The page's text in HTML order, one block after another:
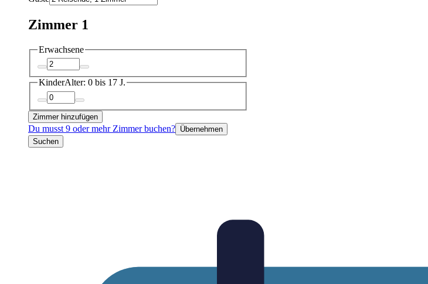
Zimmer 1
Erwachsene
KinderAlter: 0 bis 17 J.
Zimmer hinzufügen
Du musst 9 oder mehr Zimmer buchen? Übernehmen
Suchen